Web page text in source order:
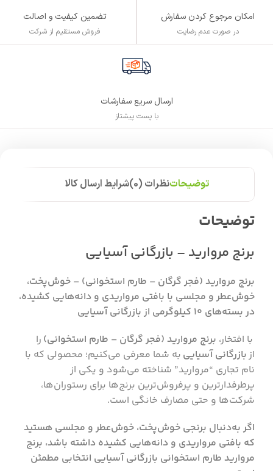
امکان مرجوع کردن سفارش
در صورت عدم رضایت
تضمین کیفیت و اصالت
فروش مستقیم از شرکت
ارسال سریع سفارشات
با پست پیشتاز
توضیحاتنظرات (0) شرایط ارسال کالا
توضیحات
برنج مروارید – بازرگانی آسیایی
برنج مروارید (فجر گرگان – طارم استخوانی) – خوش‌پخت،
خوش‌عطر و مجلسی با بافتی مرواریدی و دانه‌هایی کشیده،
در بسته‌های 10 کیلوگرمی از بازرگانی آسیایی
با افتخار، برنج مروارید (فجر گرگان – طارم استخوانی) را
ازبازرگانی آسیایی به شما معرفی می‌کنیم؛ محصولی که با
نام تجاری “مروارید” شناخته می‌شود و یکی از
پرطرفدارترین و پرفروش‌ترین برنج‌ها برای رستوران‌ها،
شرکت‌ها و حتی مصارف خانگی است.
اگر به‌دنبال برنجی خوش‌پخت، خوش‌عطر و مجلسی هستید
که بافتی مرواریدی و دانه‌هایی کشیده داشته باشد، برنج
مروارید طارم استخوانی بازرگانی آسیایی انتخابی مطمئن